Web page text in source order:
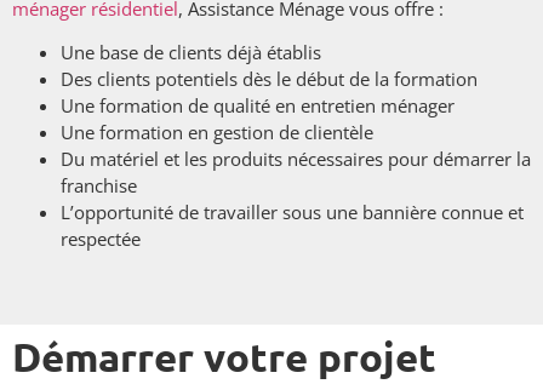
ménager résidentiel, Assistance Ménage vous offre :
Une base de clients déjà établis
Des clients potentiels dès le début de la formation
Une formation de qualité en entretien ménager
Une formation en gestion de clientèle
Du matériel et les produits nécessaires pour démarrer la
franchise
L’opportunité de travailler sous une bannière connue et
respectée
Démarrer votre projet